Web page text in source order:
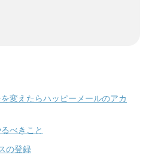
変えたらハッピーメールのアカ
べきこと
の登録